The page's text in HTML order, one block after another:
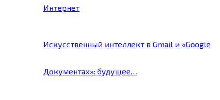
Интернет
Искусственный интеллект в Gmail и «Google
Документах»: будущее…